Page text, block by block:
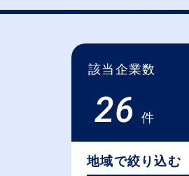
該当企業数
26 件
地域で絞り込む